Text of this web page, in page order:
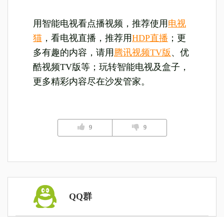
用智能电视看点播视频，推荐使用 电视
猫 ，看电视直播，推荐用HDP直播 ；更
多有趣的内容，请用 腾讯视频TV版 、优
酷视频TV版等；玩转智能电视及盒子，
更多精彩内容尽在沙发管家。
9 9
QQ群